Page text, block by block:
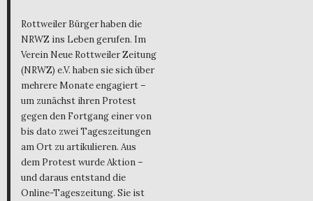
Rottweiler Bürger haben die
NRWZ ins Leben gerufen. Im
Verein Neue Rottweiler Zeitung
(NRWZ) e.V. haben sie sich über
mehrere Monate engagiert –
um zunächst ihren Protest
gegen den Fortgang einer von
bis dato zwei Tageszeitungen
am Ort zu artikulieren. Aus
dem Protest wurde Aktion –
und daraus entstand die
Online-Tageszeitung. Sie ist